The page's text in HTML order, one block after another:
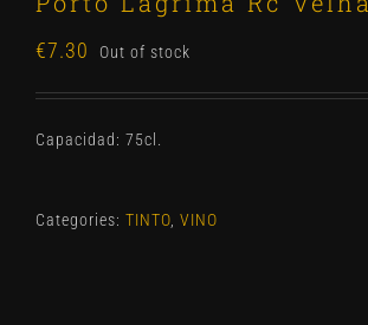
€7.30 Out of stock
Capacidad: 75cl.
Categories: TINTO VINO